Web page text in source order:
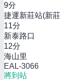
9分
捷運新莊站(新
11分
新泰路口
12分
海山里
EAL-3066
將到站